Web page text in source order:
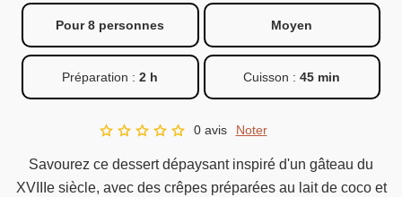
Actus
Téléchargez l'app Saveurs Recettes
Index des recettes
Pour 8 personnes Moyen
Préparation : 2 h Cuisson : 45 min
A star rating of 0 out of 5.
0 avis Noter
Savourez ce dessert dépaysant inspiré d'un gâteau du
XVIIIe siècle, avec des crêpes préparées au lait de coco et